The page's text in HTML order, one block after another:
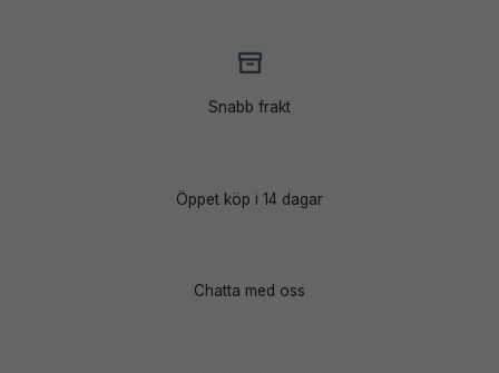
Snabb frakt
Öppet köp i 14 dagar
Chatta med oss